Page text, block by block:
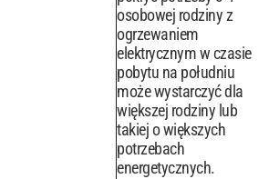
osobowej rodziny z
ogrzewaniem
elektrycznym w czasie
pobytu na południu
może wystarczyć dla
większej rodziny lub
takiej o większych
potrzebach
energetycznych.